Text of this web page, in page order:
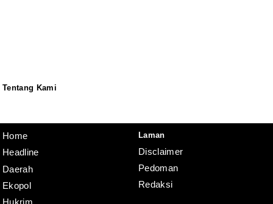
Tentang Kami
Home
Headline
Daerah
Ekopol
Hukrim
Laman
Disclaimer
Pedoman
Redaksi